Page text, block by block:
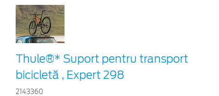
Thule®* Suport pentru transport
bicicletă , Expert 298
2143360